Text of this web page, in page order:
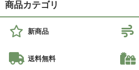
商品カテゴリ
新商品
送料無料